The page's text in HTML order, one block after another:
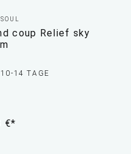
coup Relief sky
14 TAGE
€*